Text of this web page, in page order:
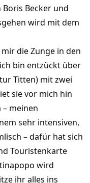
Boris Becker und
wird mit dem
die Zunge in den
bin entzückt über
Titten) mit zwei
sie vor mich hin
meinen
sehr intensiven,
– dafür hat sich
Touristenkarte
wird
ihr alles ins